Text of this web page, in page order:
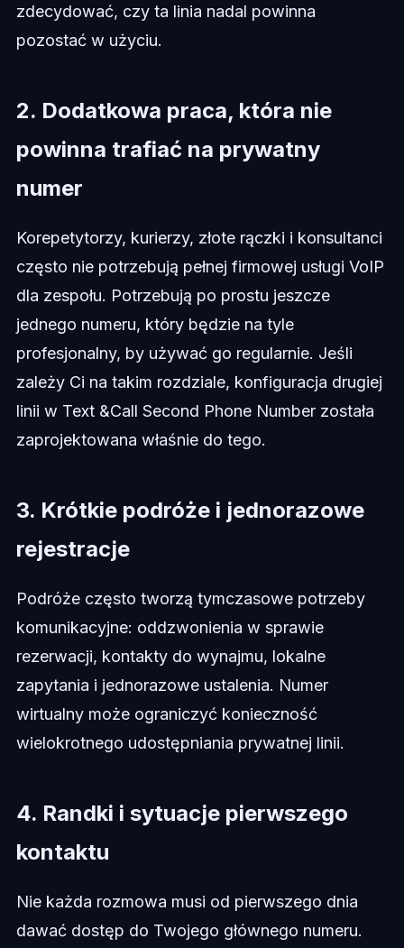
zdecydować, czy ta linia nadal powinna
pozostać w użyciu.
2. Dodatkowa praca, która nie
powinna trafiać na prywatny
numer
Korepetytorzy, kurierzy, złote rączki i konsultanci
często nie potrzebują pełnej firmowej usługi VoIP
dla zespołu. Potrzebują po prostu jeszcze
jednego numeru, który będzie na tyle
profesjonalny, by używać go regularnie. Jeśli
zależy Ci na takim rozdziale, konfiguracja drugiej
linii w Text &Call Second Phone Number została
zaprojektowana właśnie do tego.
3. Krótkie podróże i jednorazowe
rejestracje
Podróże często tworzą tymczasowe potrzeby
komunikacyjne: oddzwonienia w sprawie
rezerwacji, kontakty do wynajmu, lokalne
zapytania i jednorazowe ustalenia. Numer
wirtualny może ograniczyć konieczność
wielokrotnego udostępniania prywatnej linii.
4. Randki i sytuacje pierwszego
kontaktu
Nie każda rozmowa musi od pierwszego dnia
dawać dostęp do Twojego głównego numeru.